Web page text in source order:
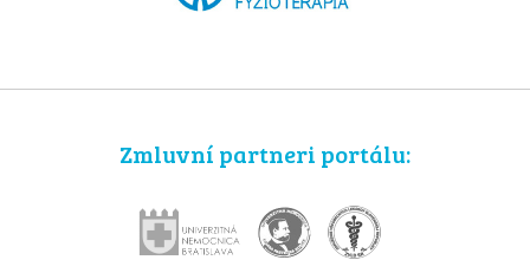
Zmluvní partneri portálu: